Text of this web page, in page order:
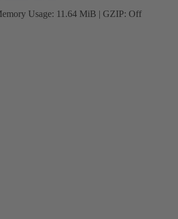
Usage: 11.64 MiB | GZIP: Off